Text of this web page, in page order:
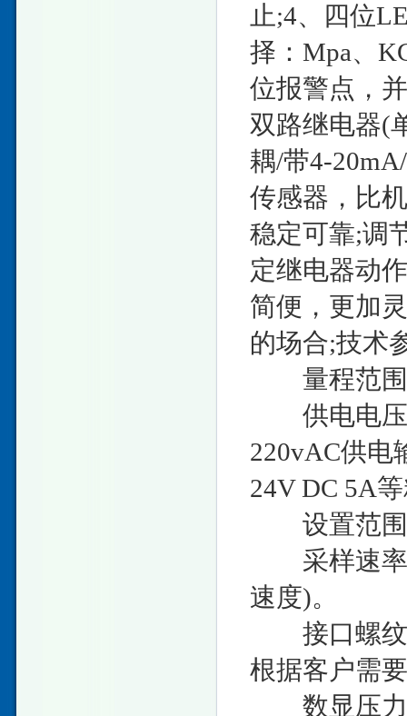
止;4、四位
择：Mpa、
位报警点，
双路继电器(
耦/带4-
传感器，比
稳定可靠;调
定继电器动
简便，更加
的场合;技术
量程范围
供电电压
220vAC供电
24V DC 5A
设置范围
采样速率
速度)。
接口螺纹
根据客户需
数显压力